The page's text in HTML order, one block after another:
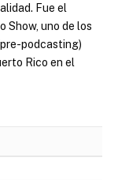
Fue el
Show, uno de los
podcasting)
Rico en el